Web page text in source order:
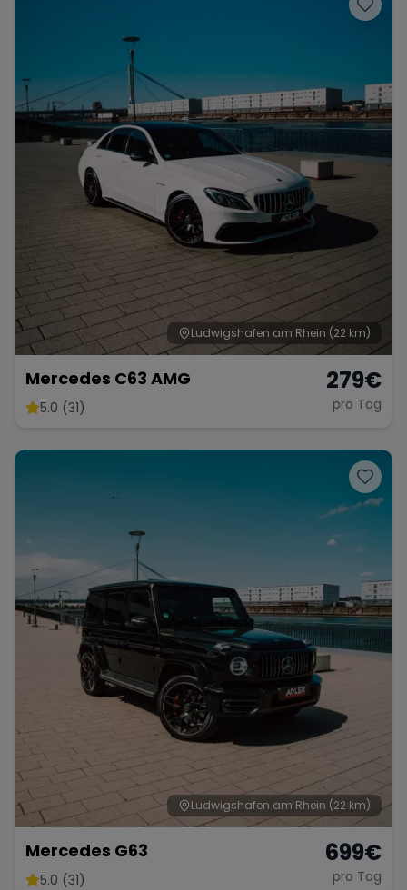
Ludwigshafen am Rhein (22 km)
Mercedes C63 AMG
5.0 (31)
279€
pro Tag
Ludwigshafen am Rhein (22 km)
Mercedes G63
5.0 (31)
699€
pro Tag